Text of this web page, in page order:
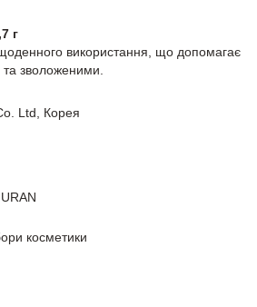
г
використання, що допомагає
та зволоженими.
Ltd, Корея
косметики